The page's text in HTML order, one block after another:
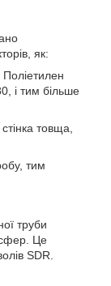
як:
і тим більше
товща,
тим
труби
Це
SDR.